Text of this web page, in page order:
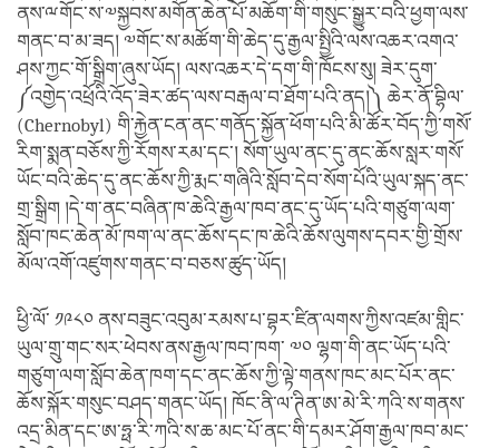
ནས་ྋགོང་ས་༧སྐྱབས་མགོན་ཆེན་པོ་མཆོག་གི་གསུང་སྒྱུར་བའི་ཕྱག་ལས་
གནང་བ་མ་ཟད། ༧གོང་ས་མཚོག་གི་ཆེད་དུ་རྒྱལ་སྤྱིའི་ལས་འཆར་འགའ་
ཤས་ཀྱང་གོ་སྒྲིག་ཞུས་ཡོད། ལས་འཆར་དེ་དག་གི་ཁོངས་སུ། ཟེར་དུག་
༼འགྱེད་འཕྲོའི་འོད་ཟེར་ཚད་ལས་བརྒལ་བ་ཐོག་པའི་ནད།༽ ཆེར་ནོ་བྷིལ་
(Chernobyl) གི་རྐྱེན་ངན་ནང་གནོད་སྐྱོན་ཕོག་པའི་མི་ཚོར་བོད་ཀྱི་གསོ་
རིག་སྨན་བཅོས་ཀྱི་རོགས་རམ་དང་། སོག་ཡུལ་ནང་དུ་ནང་ཆོས་སླར་གསོ་
ཡོང་བའི་ཆེད་དུ་ནང་ཆོས་ཀྱི་རྨང་གཞིའི་སློབ་དེབ་སོག་པོའི་ཡུལ་སྐད་ནང་
གྲ་སྒྲིག །དེ་ག་ནང་བཞིན་ཁ་ཆེའི་རྒྱལ་ཁབ་ནང་དུ་ཡོད་པའི་གཙུག་ལག་
སློབ་ཁང་ཆེན་མོ་ཁག་ལ་ནང་ཆོས་དང་ཁ་ཆེའི་ཆོས་ལུགས་དབར་གྱི་གྲོས་
མོལ་འགོ་འཛུགས་གནང་བ་བཅས་ཚུད་ཡོད།
ཕྱི་ལོ་ ༡༩༨༠ ནས་བཟུང་འབུམ་རམས་པ་བྷར་ཛིན་ལགས་ཀྱིས་འཛམ་གླིང་
ཡུལ་གྲུ་གང་སར་ཕེབས་ནས་རྒྱལ་ཁབ་ཁག་ ༧༠ ལྷག་གི་ནང་ཡོད་པའི་
གཙུག་ལག་སློབ་ཆེན་ཁག་དང་ནང་ཆོས་ཀྱི་ལྟེ་གནས་ཁང་མང་པོར་ནང་
ཆོས་སྐོར་གསུང་བཤད་གནང་ཡོད། ཁོང་ནི་ལ་ཊིན་ཨ་མེ་རི་ཀའི་ས་གནས་
འདྲ་མིན་དང་ཨ་ཧྥ་རི་ཀའི་ས་ཆ་མང་པོ་ནང་གི་དམར་ཤོག་རྒྱལ་ཁབ་མང་